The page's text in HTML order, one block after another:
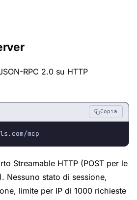
RPC 2.0 su HTTP
Copia
mcp
Streamable HTTP (POST per le
Nessuno stato di sessione,
limite per IP di 1000 richieste